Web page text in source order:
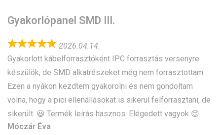
Gyakorlópanel SMD III.
2026.04.14.
Gyakorlott kábelforrasztóként IPC forrasztás versenyre
készülök, de SMD alkatrészeket még nem forrasztottam.
Ezen a nyákon kezdtem gyakorolni és nem gondoltam
volna, hogy a pici ellenállásokat is sikerül felforrasztani, de
sikerült. 😃 Termék leírás hasznos. Elégedett vagyok 😊
Móczár Éva